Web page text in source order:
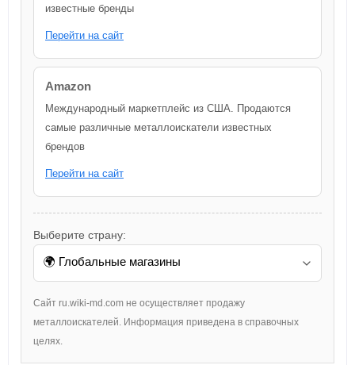
известные бренды
Перейти на сайт
Amazon
Международный маркетплейс из США. Продаются
самые различные металлоискатели известных
брендов
Перейти на сайт
Выберите страну:
Сайт ru.wiki-md.com не осуществляет продажу
металлоискателей. Информация приведена в справочных
целях.